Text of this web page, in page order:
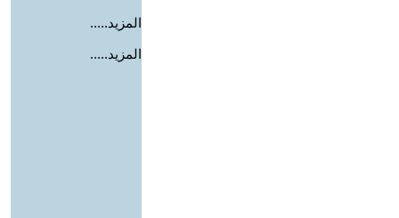
المزيد.....
المزيد.....